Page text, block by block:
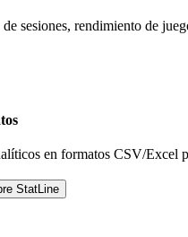
sesiones, rendimiento de
en formatos CSV/Excel
StatLine